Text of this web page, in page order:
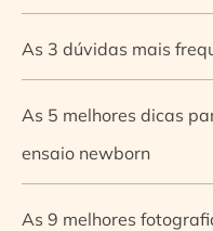
As 3 dúvidas mais
As 5 melhores dicas
ensaio newborn
As 9 melhores